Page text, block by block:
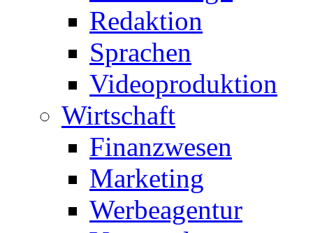
Redaktion
Sprachen
Videoproduktion
Wirtschaft
Finanzwesen
Marketing
Werbeagentur